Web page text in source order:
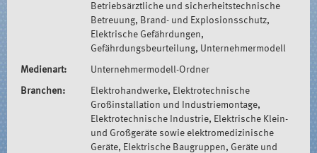
Betriebsärztliche und sicherheitstechnische
Betreuung, Brand- und Explosionsschutz,
Elektrische Gefährdungen,
Gefährdungsbeurteilung, Unternehmermodell
Medienart: Unternehmermodell-Ordner
Branchen:
Elektrohandwerke, Elektrotechnische
Großinstallation und Industriemontage,
Elektrotechnische Industrie, Elektrische Klein-
und Großgeräte sowie elektromedizinische
Geräte, Elektrische Baugruppen, Geräte und